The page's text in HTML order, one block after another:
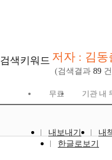
검색키워드 저자 : 김동
(검색결과 89
무료 기관 내
내보내기
내
한글로보기